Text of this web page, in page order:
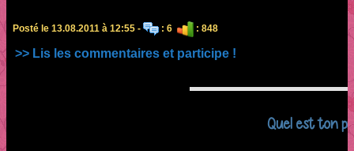
Posté le 13.08.2011 à 12:55 - : 6 : 848
>> Lis les commentaires et participe !
Quel est ton